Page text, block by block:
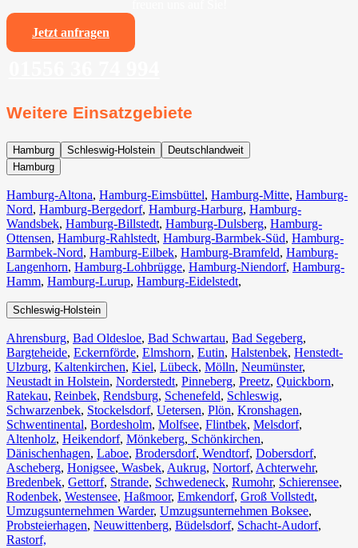
Jetzt anfragen
Weitere Einsatzgebiete
Hamburg Schleswig-Holstein
Deutschlandweit
Hamburg
Hamburg-Altona, Hamburg-Eimsbüttel, Hamburg-Mitte, Hamburg-
Nord, Hamburg-Bergedorf, Hamburg-Harburg, Hamburg-
Wandsbek, Hamburg-Billstedt, Hamburg-Dulsberg, Hamburg-
Ottensen, Hamburg-Rahlstedt, Hamburg-Barmbek-Süd, Hamburg-
Barmbek-Nord, Hamburg-Eilbek, Hamburg-Bramfeld, Hamburg-
Langenhorn, Hamburg-Lohbrügge, Hamburg-Niendorf, Hamburg-
Hamm, Hamburg-Lurup, Hamburg-Eidelstedt,
Schleswig-Holstein
Ahrensburg, Bad Oldesloe, Bad Schwartau, Bad Segeberg,
Bargteheide, Eckernförde, Elmshorn, Eutin, Halstenbek, Henstedt-
Ulzburg, Kaltenkirchen, Kiel, Lübeck, Mölln, Neumünster,
Neustadt in Holstein, Norderstedt, Pinneberg, Preetz, Quickborn,
Ratekau, Reinbek, Rendsburg, Schenefeld, Schleswig,
Schwarzenbek, Stockelsdorf, Uetersen, Plön, Kronshagen,
Schwentinental, Bordesholm, Molfsee, Flintbek, Melsdorf,
Altenholz, Heikendorf, Mönkeberg, Schönkirchen,
Dänischenhagen, Laboe, Brodersdorf, Wendtorf, Dobersdorf,
Ascheberg, Honigsee, Wasbek, Aukrug, Nortorf, Achterwehr,
Bredenbek, Gettorf, Strande, Schwedeneck, Rumohr, Schierensee,
Rodenbek, Westensee, Haßmoor, Emkendorf, Groß Vollstedt,
Umzugsunternehmen Warder, Umzugsunternehmen Boksee,
Probsteierhagen, Neuwittenberg, Büdelsdorf, Schacht-Audorf,
Rastorf,